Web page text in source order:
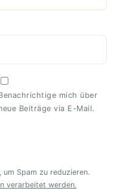
mich über
Beiträge via E-Mail.
Spam zu reduzieren.
verarbeitet werden.